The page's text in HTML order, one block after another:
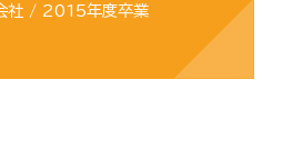
社 / 2015年度卒業